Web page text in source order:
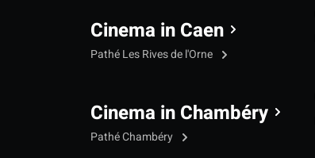
Cinema in Caen
Pathé Les Rives de l'Orne
Cinema in Chambéry
Pathé Chambéry